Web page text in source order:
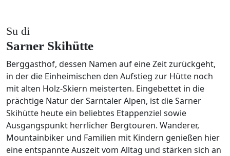
Su di
Sarner Skihütte
Berggasthof, dessen Namen auf eine Zeit zurückgeht,
in der die Einheimischen den Aufstieg zur Hütte noch
mit alten Holz-Skiern meisterten. Eingebettet in die
prächtige Natur der Sarntaler Alpen, ist die Sarner
Skihütte heute ein beliebtes Etappenziel sowie
Ausgangspunkt herrlicher Bergtouren. Wanderer,
Mountainbiker und Familien mit Kindern genießen hier
eine entspannte Auszeit vom Alltag und stärken sich an